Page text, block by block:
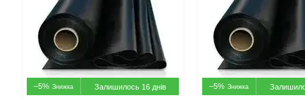
–5% Залишилось 16 днів –5%